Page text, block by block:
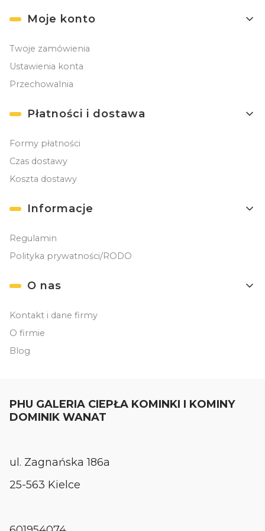
Moje konto
Twoje zamówienia
Ustawienia konta
Przechowalnia
Płatności i dostawa
Formy płatności
Czas dostawy
Koszta dostawy
Informacje
Regulamin
Polityka prywatności/RODO
O nas
Kontakt i dane firmy
O firmie
Blog
PHU GALERIA CIEPŁA KOMINKI I KOMINY
DOMINIK WANAT
ul. Zagnańska 186a
25-563 Kielce